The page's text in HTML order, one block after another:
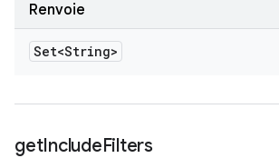
Renvoie
Set<String>
getIncludeFilters